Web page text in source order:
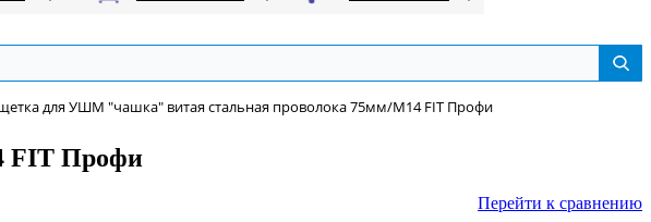
для УШМ "чашка" витая стальная проволока 75мм/М14 FIT Профи
FIT Профи
Перейти к сравнению